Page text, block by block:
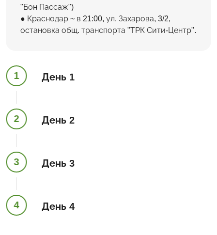
"Бон Пассаж")
Краснодар ~ в 21:00, ул. Захарова, 3/2,
остановка общ. транспорта "ТРК Сити-Центр".
1 День 1
2 День 2
3 День 3
4 День 4